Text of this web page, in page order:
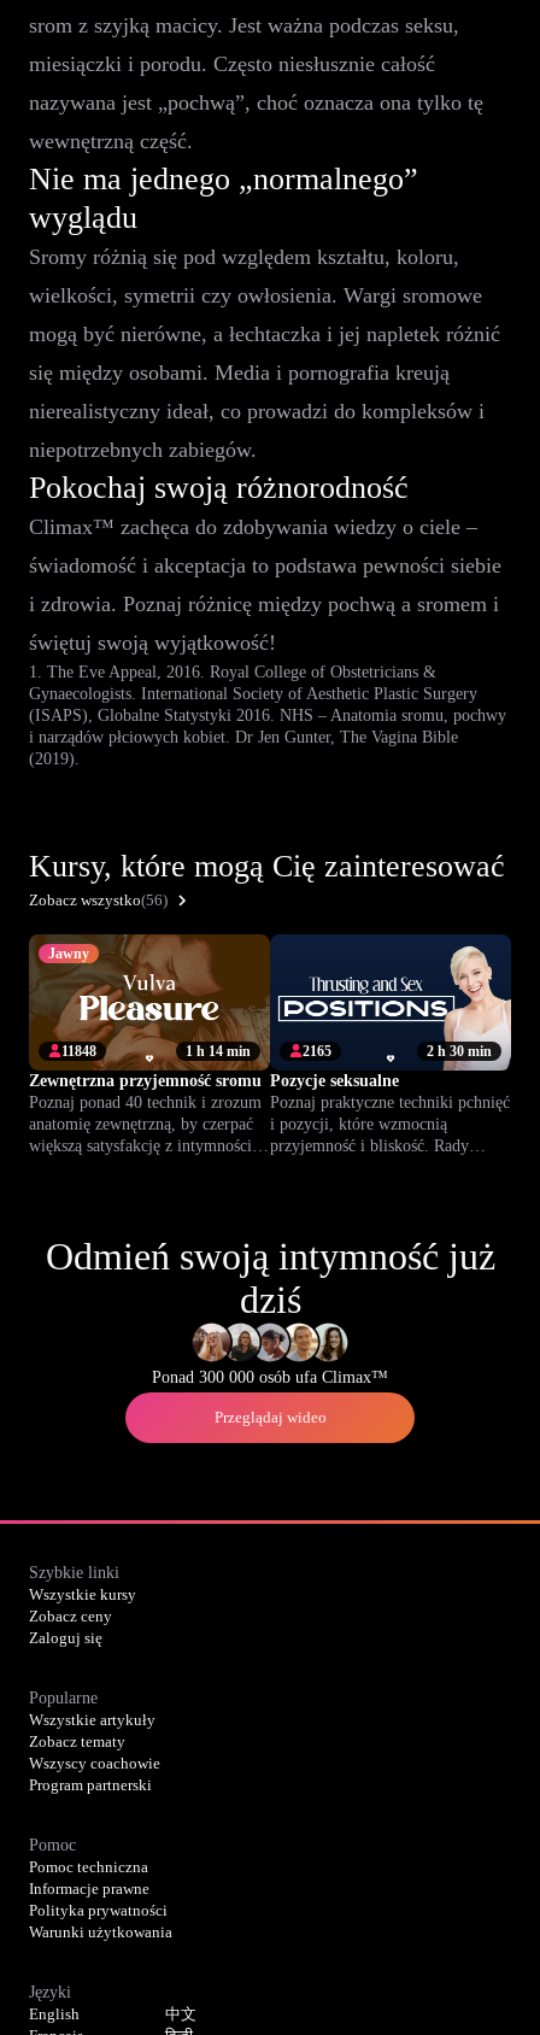
srom z szyjką macicy. Jest ważna podczas seksu,
miesiączki i porodu. Często niesłusznie całość
nazywana jest „pochwą”, choć oznacza ona tylko tę
wewnętrzną część.
Nie ma jednego „normalnego”
wyglądu
Sromy różnią się pod względem kształtu, koloru,
wielkości, symetrii czy owłosienia. Wargi sromowe
mogą być nierówne, a łechtaczka i jej napletek różnić
się między osobami. Media i pornografia kreują
nierealistyczny ideał, co prowadzi do kompleksów i
niepotrzebnych zabiegów.
Pokochaj swoją różnorodność
Climax™ zachęca do zdobywania wiedzy o ciele –
świadomość i akceptacja to podstawa pewności siebie
i zdrowia. Poznaj różnicę między pochwą a sromem i
świętuj swoją wyjątkowość!
1. The Eve Appeal, 2016. Royal College of Obstetricians &
Gynaecologists. International Society of Aesthetic Plastic Surgery
(ISAPS), Globalne Statystyki 2016. NHS – Anatomia sromu, pochwy
i narządów płciowych kobiet. Dr Jen Gunter, The Vagina Bible
(2019).
Kursy, które mogą Cię zainteresować
Zobacz wszystko(56)
Jawny
1 h 14 min
11848
Zewnętrzna przyjemność sromu
Poznaj ponad 40 technik i zrozum
anatomię zewnętrzną, by czerpać
większą satysfakcję z intymności –
2 h 30 min
2165
Pozycje seksualne
Poznaj praktyczne techniki pchnięć
i pozycji, które wzmocnią
przyjemność i bliskość. Rady
Odmień swoją intymność już
dziś
Ponad 300 000 osób ufa Climax™
Przeglądaj wideo
Szybkie linki
Wszystkie kursy
Zobacz ceny
Zaloguj się
Popularne
Wszystkie artykuły
Zobacz tematy
Wszyscy coachowie
Program partnerski
Pomoc
Pomoc techniczna
Informacje prawne
Polityka prywatności
Warunki użytkowania
Języki
English
中文